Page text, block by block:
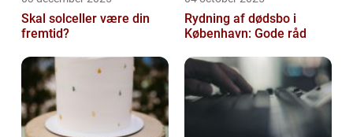
Skal solceller være din
fremtid?
Rydning af dødsbo i
København: Gode råd